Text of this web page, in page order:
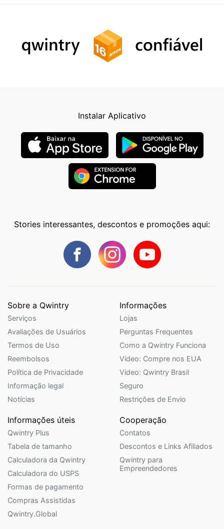
Instalar Aplicativo
Stories interessantes, descontos e promoções aqui:
Sobre a Qwintry
Serviços
Avaliações de Usuários
Termos de Uso
Reembolsos
Política de Privacidade
Informação legal
Notícias
Informações
Lojas
Perguntas Frequentes
Como a Qwintry Funciona
Video: Compre nos EUA
Video: Qwintry Brasil
Seguro
Restrições de Envio
Informações úteis
Qwintry Plus
Tabela de tamanho
Calculadora da Qwintry
Calculadora do USPS
Formas de pagamento
Compras Assistidas
Qwintry.Global
Cooperação
Contatos
Descontos e Links Afiliados
Qwintry para
Empreendedores